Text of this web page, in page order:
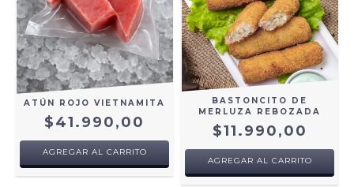
ATÚN ROJO VIETNAMITA
$41.990,00
AGREGAR AL CARRITO
BASTONCITO DE
MERLUZA REBOZADA
$11.990,00
AGREGAR AL CARRITO